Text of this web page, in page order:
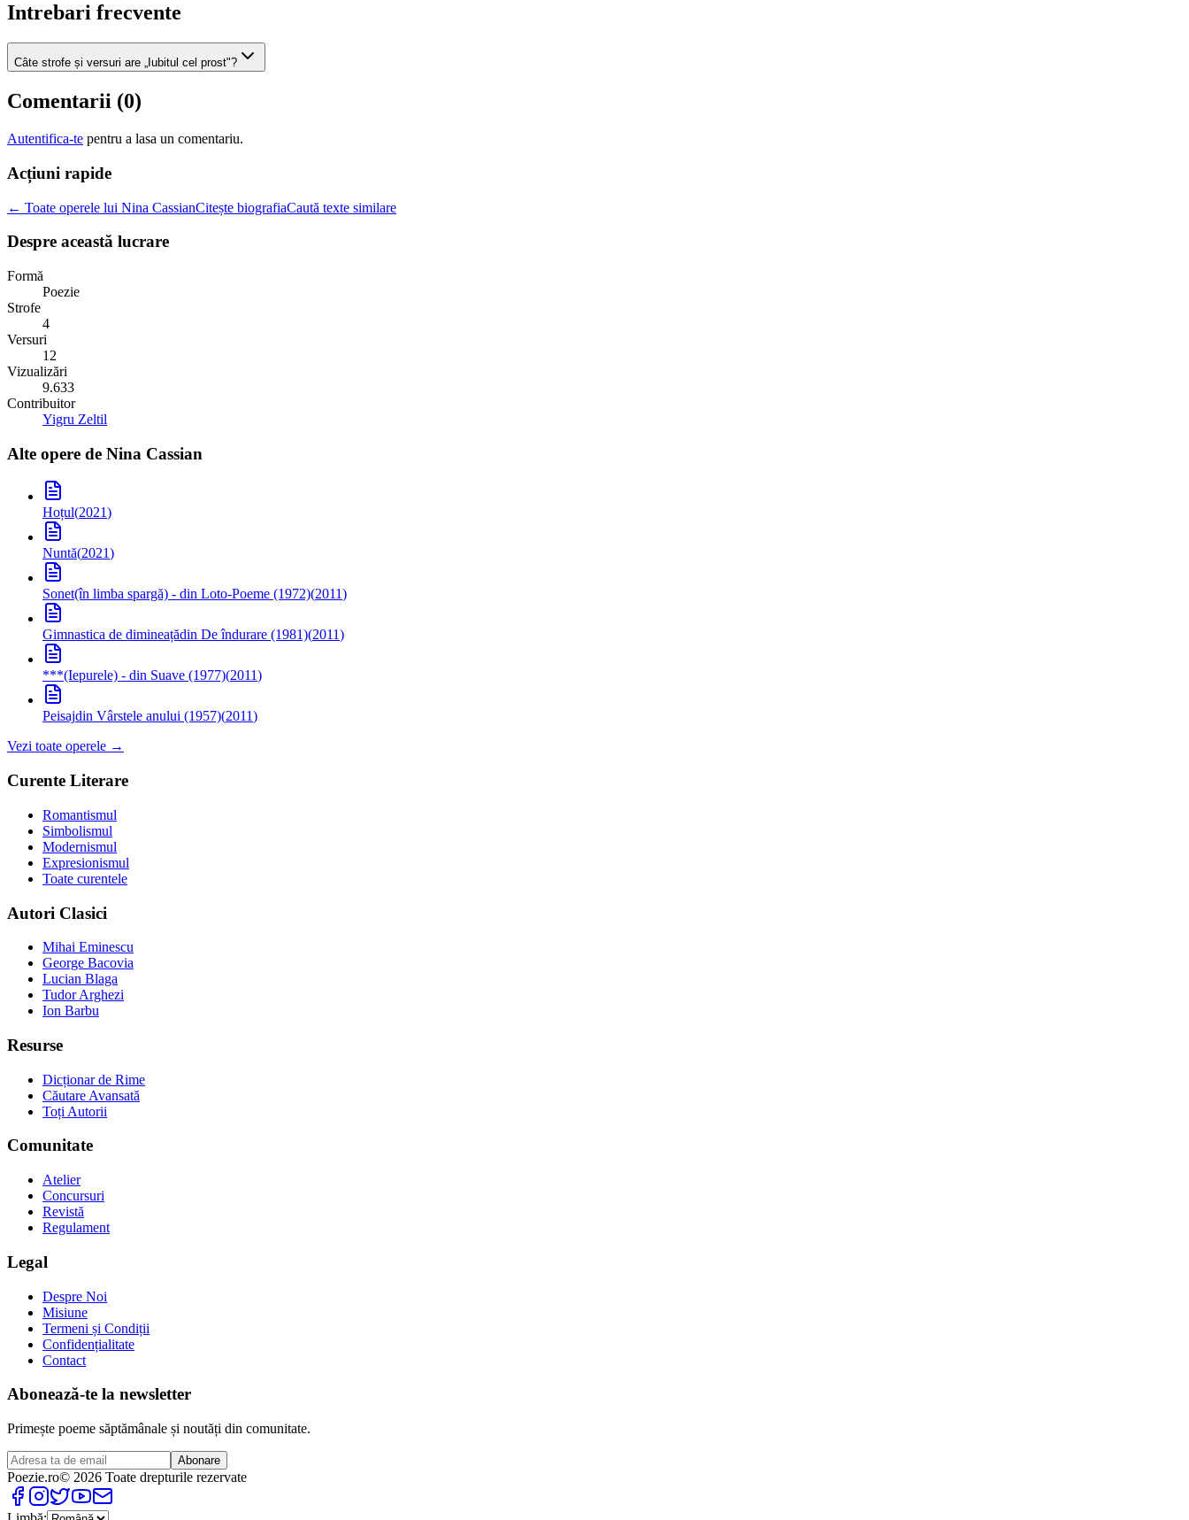
Intrebari frecvente
Câte strofe și versuri are „Iubitul cel prost"?
Comentarii (0)
Autentifica-te pentru a lasa un comentariu.
Acțiuni rapide
← Toate operele lui Nina CassianCitește biografiaCaută texte similare
Despre această lucrare
Formă
Poezie
Strofe
4
Versuri
12
Vizualizări
9.633
Contribuitor
Yigru Zeltil
Alte opere de Nina Cassian
Hoțul(2021)
Nuntă(2021)
Sonet(în limba spargă) - din Loto-Poeme (1972)(2011)
Gimnastica de dimineațădin De îndurare (1981)(2011)
***(Iepurele) - din Suave (1977)(2011)
Peisajdin Vârstele anului (1957)(2011)
Vezi toate operele →
Curente Literare
Romantismul
Simbolismul
Modernismul
Expresionismul
Toate curentele
Autori Clasici
Mihai Eminescu
George Bacovia
Lucian Blaga
Tudor Arghezi
Ion Barbu
Resurse
Dicționar de Rime
Căutare Avansată
Toți Autorii
Comunitate
Atelier
Concursuri
Revistă
Regulament
Legal
Despre Noi
Misiune
Termeni și Condiții
Confidențialitate
Contact
Abonează-te la newsletter
Primește poeme săptămânale și noutăți din comunitate.
Abonare
Poezie.ro© 2026 Toate drepturile rezervate